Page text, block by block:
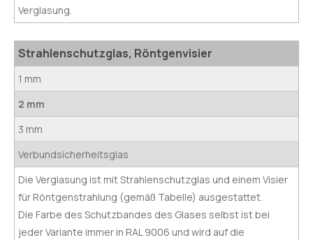
Verglasung.
Strahlenschutzglas, Röntgenvisier
1 mm
2 mm
3 mm
Verbundsicherheitsglas
Die Verglasung ist mit Strahlenschutzglas und einem Visier
für Röntgenstrahlung (gemäß Tabelle) ausgestattet.
Die Farbe des Schutzbandes des Glases selbst ist bei
jeder Variante immer in RAL 9006 und wird auf die